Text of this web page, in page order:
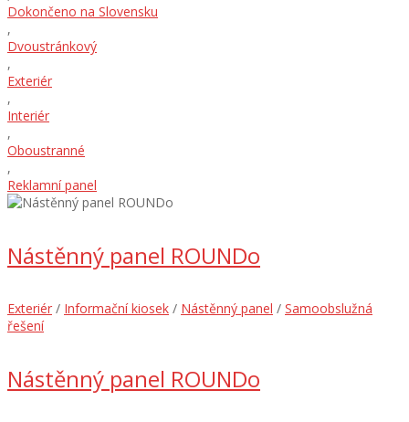
Dokončeno na Slovensku
,
Dvoustránkový
,
Exteriér
,
Interiér
,
Oboustranné
,
Reklamní panel
Nástěnný panel ROUNDo
Exteriér / Informační kiosek / Nástěnný panel / Samoobslužná
řešení
Nástěnný panel ROUNDo